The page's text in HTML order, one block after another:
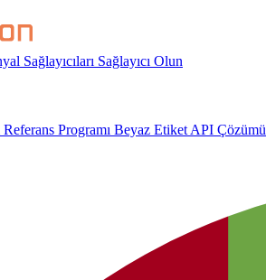
Sağlayıcıları Sağlayıcı Olun
Referans Programı Beyaz Etiket API Çözümü